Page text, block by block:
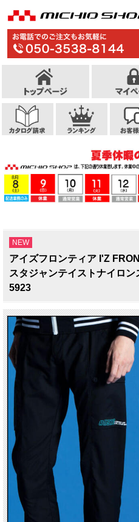
NEW
アイズフロンティア I'Z
スタジャンテイストナイロ
5923